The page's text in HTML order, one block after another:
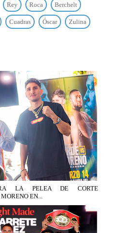
Rey Roca Berchelt
Cuadras Óscar Zulina
LA PELEA DE CORTE
EN...